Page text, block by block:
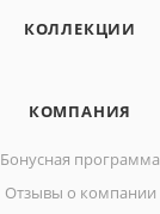
КОЛЛЕКЦИИ
КОМПАНИЯ
Бонусная программа
Отзывы о компании